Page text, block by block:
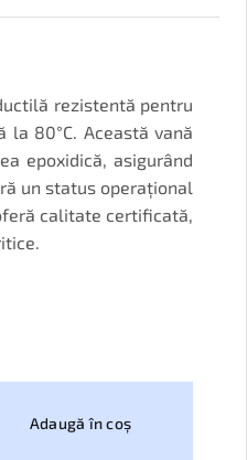
rezistentă pentru
80°C. Această vană
epoxidică, asigurând
un status operațional
calitate certificată,
Adaugă în coș